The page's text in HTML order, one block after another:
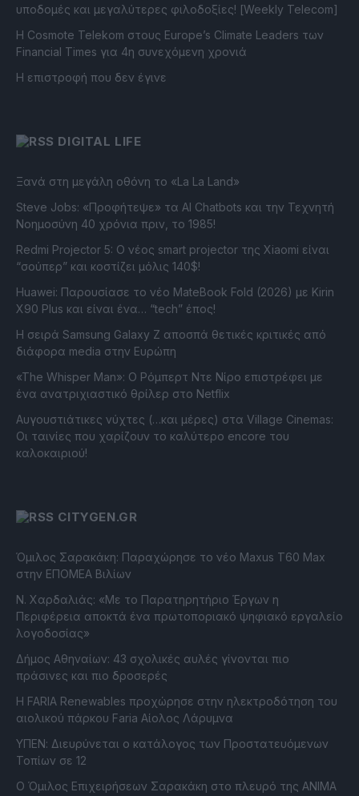
υποδομές και μεγαλύτερες φιλοδοξίες! [Weekly Telecom]
Η Cosmote Telekom στους Europe’s Climate Leaders των
Financial Times για 4η συνεχόμενη χρονιά
Η επιστροφή που δεν έγινε
DIGITAL LIFE
Ξανά στη μεγάλη οθόνη το «La La Land»
Steve Jobs: «Προφήτεψε» τα AI Chatbots και την Τεχνητή
Νοημοσύνη 40 χρόνια πριν, το 1985!
Redmi Projector 5: Ο νέος smart projector της Xiaomi είναι
“σούπερ” και κοστίζει μόλις 140$!
Huawei: Παρουσίασε το νέο MateBook Fold (2026) με Kirin
X90 Plus και είναι ένα… “tech” έπος!
Η σειρά Samsung Galaxy Z αποσπά θετικές κριτικές από
διάφορα media στην Ευρώπη
«The Whisper Man»: Ο Ρόμπερτ Ντε Νίρο επιστρέφει με
ένα ανατριχιαστικό θρίλερ στο Netflix
Αυγουστιάτικες νύχτες (…και μέρες) στα Village Cinemas:
Οι ταινίες που χαρίζουν το καλύτερο encore του
καλοκαιριού!
CITYGEN.GR
Όμιλος Σαρακάκη: Παραχώρησε το νέο Maxus T60 Max
στην ΕΠΟΜΕΑ Βιλίων
Ν. Χαρδαλιάς: «Με το Παρατηρητήριο Έργων η
Περιφέρεια αποκτά ένα πρωτοποριακό ψηφιακό εργαλείο
λογοδοσίας»
Δήμος Αθηναίων: 43 σχολικές αυλές γίνονται πιο
πράσινες και πιο δροσερές
Η FARIA Renewables προχώρησε στην ηλεκτροδότηση του
αιολικού πάρκου Faria Αίολος Λάρυμνα
ΥΠΕΝ: Διευρύνεται ο κατάλογος των Προστατευόμενων
Τοπίων σε 12
O Όμιλος Επιχειρήσεων Σαρακάκη στο πλευρό της ΑΝΙΜΑ